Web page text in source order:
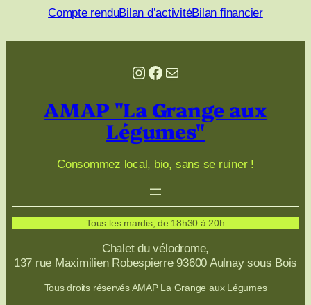
Compte renduBilan d’activitéBilan financier
Instagram Facebook E-mail
AMAP "La Grange aux
Légumes"
Consommez local, bio, sans se ruiner !
Tous les mardis, de 18h30 à 20h
Chalet du vélodrome,
137 rue Maximilien Robespierre 93600 Aulnay sous Bois
Tous droits réservés AMAP La Grange aux Légumes